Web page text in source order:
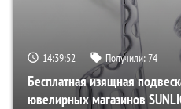
14:39:51 Получили:74
Бесплатная изящная
ювелирных магазинов